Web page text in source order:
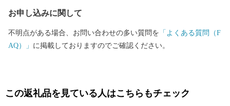
ィングに委託しています。当市へのふるさと納税に係る関係書類
返礼品発送まで ご寄附に係る返礼品は、当市への入金確認後
お申し込みに関して
不明点がある場合、お問い合わせの多い質問を 「よくある質問（F
AQ）」 に掲載しておりますのでご確認ください。
この返礼品を見ている人はこちらもチェック